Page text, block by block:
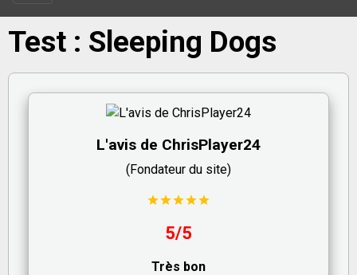
Test : Sleeping Dogs
L'avis de ChrisPlayer24
(Fondateur du site)
5/5
Très bon